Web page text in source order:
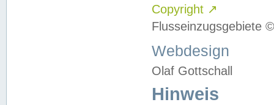
Copyright ↗
Flusseinzugsgebiete
Webdesign
Olaf Gottschall
Hinweis